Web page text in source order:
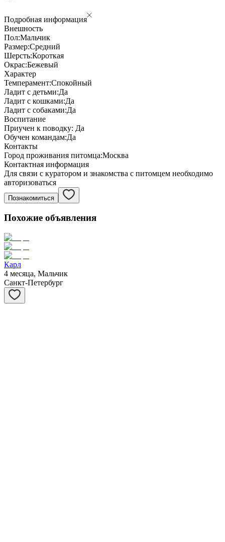
Подробная информация
Внешность
Пол:Мальчик
Размер:Средний
Шерсть:Короткая
Окрас:Бежевый
Характер
Темперамент:Спокойный
Ладит с детьми:Да
Ладит с кошками:Да
Ладит с собаками:Да
Воспитание
Приучен к поводку: Да
Обучен командам:Да
Контакты
Город проживания питомца:Москва
Контактная информация
Для связи с куратором и знакомства с питомцем необходимо
авторизоваться
Познакомиться
Похожие объявления
Карл
4 месяца, Мальчик
Санкт-Петербург